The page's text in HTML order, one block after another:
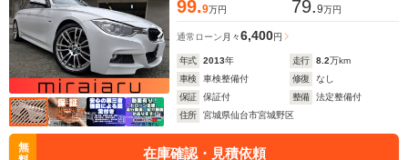
99.9万円 79.9万円
通常ローン 月々6,400円
年式 2013年 走行 8.2万km
車検
車検整備付 修復
なし
保証
保証付 整備
法定整備付
住所
宮城県仙台市宮城野区
無
在庫確認・見積依頼